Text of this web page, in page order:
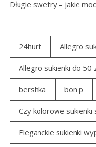
Długie swetry – jakie
24hurt Allegro
Allegro sukienki do 50
bershka bon p
Czy kolorowe sukienki
Eleganckie sukienki